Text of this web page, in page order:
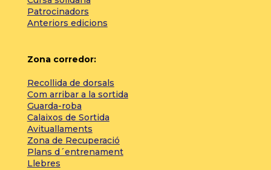
Patrocinadors
Anteriors edicions
Zona corredor:
Recollida de dorsals
Com arribar a la sortida
Guarda-roba
Calaixos de Sortida
Avituallaments
Zona de Recuperació
Plans d´entrenament
Llebres